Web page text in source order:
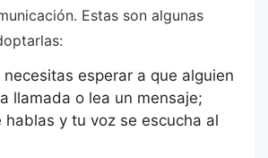
Estas son algunas
necesitas esperar a que alguien
llamada o lea un mensaje;
hablas y tu voz se escucha al